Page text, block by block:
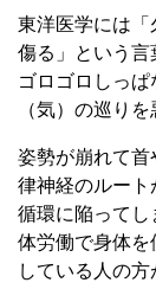
東洋医学には「
傷る」という言
ゴロゴロしっ
（気）の巡り
姿勢が崩れて首
律神経のルート
循環に陥ってし
体労働で身体を
している人の方